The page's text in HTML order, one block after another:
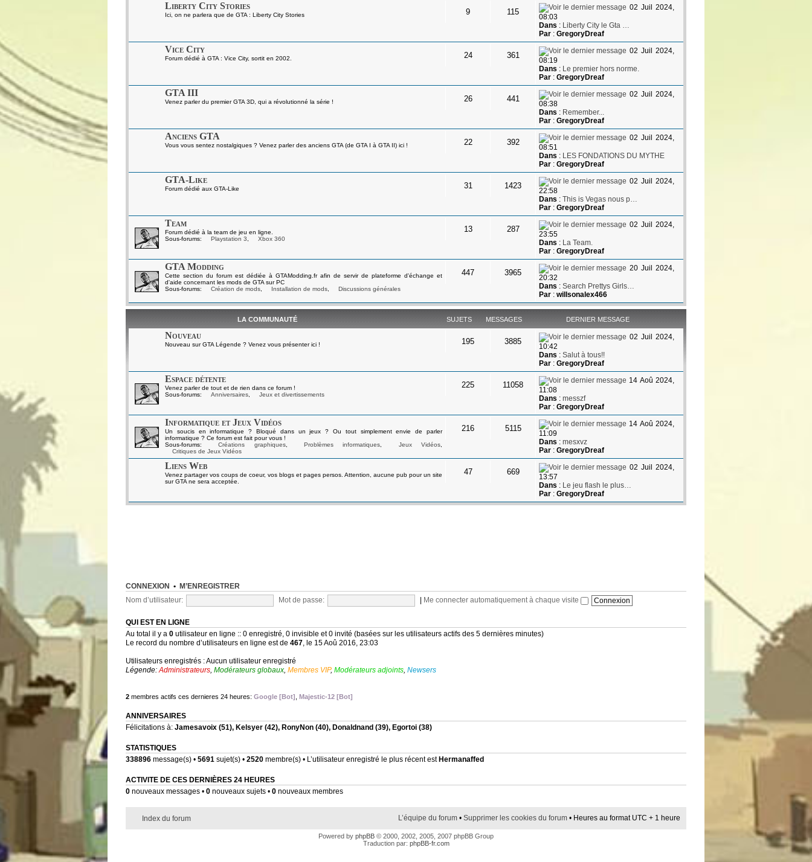
Liberty City Stories
Ici, on ne parlera que de GTA : Liberty City Stories 9 115
02 Juil 2024,
08:03
Dans : Liberty City le Gta …
Par: GregoryDreaf
Vice City
Forum dédié à GTA : Vice City, sortit en 2002. 24 361
02 Juil 2024,
08:19
Dans : Le premier hors norme.
Par: GregoryDreaf
GTA III
Venez parler du premier GTA 3D, qui a révolutionné la série ! 26 441
02 Juil 2024,
08:38
Dans : Remember...
Par: GregoryDreaf
Anciens GTA
Vous vous sentez nostalgiques ? Venez parler des anciens GTA (de GTA I à GTA II) ici ! 22 392
02 Juil 2024,
08:51
Dans : LES FONDATIONS DU MYTHE
Par: GregoryDreaf
GTA-Like
Forum dédié aux GTA-Like 31 1423
02 Juil 2024,
22:58
Dans : This is Vegas nous p…
Par: GregoryDreaf
Team
Forum dédié à la team de jeu en ligne.
Sous-forums:
Playstation 3 Xbox 360
13 287
02 Juil 2024,
23:55
Dans : La Team.
Par: GregoryDreaf
GTA Modding
Cette section du forum est dédiée à GTAModding.fr afin de servir de plateforme d'échange et
d'aide concernant les mods de GTA sur PC
Sous-forums:
Création de mods Installation de mods Discussions générales
447 3965
20 Juil 2024,
20:32
Dans : Search Prettys Girls…
Par: willsonalex466
LA COMMUNAUTÉ SUJETS MESSAGES DERNIER MESSAGE
Nouveau
Nouveau sur GTA Légende ? Venez vous présenter ici ! 195 3885
02 Juil 2024,
10:42
Dans : Salut à tous!!
Par: GregoryDreaf
Espace détente
Venez parler de tout et de rien dans ce forum !
Sous-forums:
Anniversaires Jeux et divertissements
225 11058
14 Aoû 2024,
11:08
Dans : messzf
Par: GregoryDreaf
Informatique et Jeux Vidéos
Un soucis en informatique ? Bloqué dans un jeux ? Ou tout simplement envie de parler
informatique ? Ce forum est fait pour vous !
Sous-forums:
Créations graphiques, Problèmes informatiques Jeux Vidéos
Critiques de Jeux Vidéos
216 5115
14 Aoû 2024,
11:09
Dans : mesxvz
Par: GregoryDreaf
Liens Web
Venez partager vos coups de coeur, vos blogs et pages persos. Attention, aucune pub pour un site
sur GTA ne sera acceptée.
47 669
02 Juil 2024,
13:57
Dans : Le jeu flash le plus…
Par: GregoryDreaf
CONNEXION • M’ENREGISTRER
Nom d’utilisateur: Mot de passe: Me connecter automatiquement à chaque visite
QUI EST EN LIGNE
Au total il y a 0 utilisateur en ligne :: 0 enregistré, 0 invisible et 0 invité (basées sur les utilisateurs actifs des 5 dernières minutes)
Le record du nombre d’utilisateurs en ligne est de 467, le 15 Aoû 2016, 23:03
Utilisateurs enregistrés : Aucun utilisateur enregistré
Légende:Administrateurs, Modérateurs globaux, Membres VIP, Modérateurs adjoints, Newsers
2 membres actifs ces dernieres 24 heures: Google [Bot] Majestic-12 [Bot]
ANNIVERSAIRES
Félicitations à: Jamesavoix (51), Kelsyer (42), RonyNon (40), Donaldnand (39), Egortoi (38)
STATISTIQUES
338896 message(s) • 5691 sujet(s) • 2520 membre(s) • L’utilisateur enregistré le plus récent est Hermanaffed
ACTIVITE DE CES DERNIÈRES 24 HEURES
0 nouveaux messages • 0 nouveaux sujets • 0 nouveaux membres
Index du forum L’équipe du forum • Supprimer les cookies du forum • Heures au format UTC + 1 heure
Powered by phpBB © 2000, 2002, 2005, 2007 phpBB Group
Traduction par: phpBB-fr.com